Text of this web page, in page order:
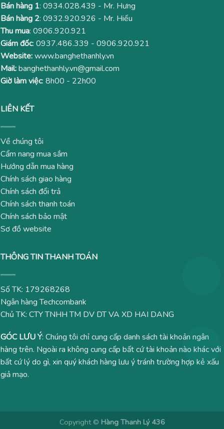
Bán hàng 1: 0934.028.439 - Mr. Hưng
Bán hàng 2: 0932.920.926 - Mr. Hiếu
Thu mua: 0906.920.921
Giám đốc: 0937.486.339 - 0906.920.921
Website:www.banghethanhly.vn
Mail:banghethanhly.vn@gmail.com
Giờ làm việc: 8h00 - 22h00
LIÊN KẾT
Về chúng tôi
Cẩm nang mua sắm
Hướng dẫn mua hàng
Chính sách giao hàng
Chính sách đổi trả
Chính sách thanh toán
Chính sách bảo mật
Sơ đồ website
THÔNG TIN THANH TOÁN
Số TK: 179268268
Ngân hàng Techcombank
Chủ TK: CTY TNHH TM DV DT VA XD HAI DANG
GÓC LƯU Ý: Chúng tôi chỉ cung cấp danh sách tài khoản ngân
hàng trên. Ngoài ra không cung cấp bất cứ tài khoản nào khác với
bất cứ lý do gì, xin quý khách hàng lưu ý tránh trường hợp kẻ xấu
giả mạo.
Copyright © Hàng Thanh Lý 436